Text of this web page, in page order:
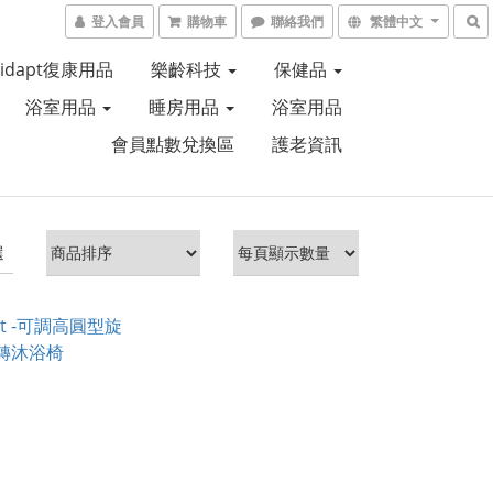
登入會員 購物車 聯絡我們 繁體中文
復康用品 樂齡科技
保健品
浴室用品 睡房用品
浴室用品
會員點數兌換區
護老資訊